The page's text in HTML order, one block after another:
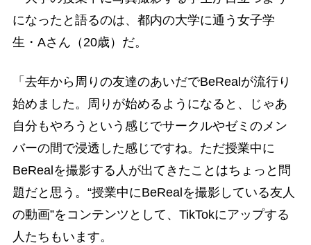
になったと語るのは、都内の大学に通う女子学
生・Aさん（20歳）だ。
「去年から周りの友達のあいだでBeRealが流行り
始めました。周りが始めるようになると、じゃあ
自分もやろうという感じでサークルやゼミのメン
バーの間で浸透した感じですね。ただ授業中に
BeRealを撮影する人が出てきたことはちょっと問
題だと思う。“授業中にBeRealを撮影している友人
の動画”をコンテンツとして、TikTokにアップする
人たちもいます。